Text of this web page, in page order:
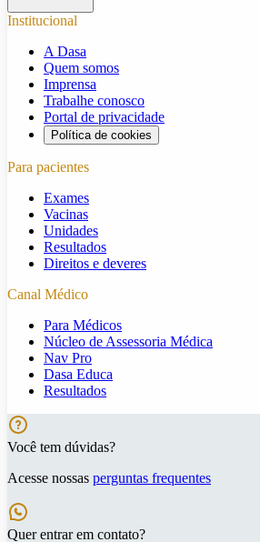
Institucional
A Dasa
Quem somos
Imprensa
Trabalhe conosco
Portal de privacidade
Política de cookies
Para pacientes
Exames
Vacinas
Unidades
Resultados
Direitos e deveres
Canal Médico
Para Médicos
Núcleo de Assessoria Médica
Nav Pro
Dasa Educa
Resultados
Você tem dúvidas?
Acesse nossas perguntas frequentes
Quer entrar em contato?